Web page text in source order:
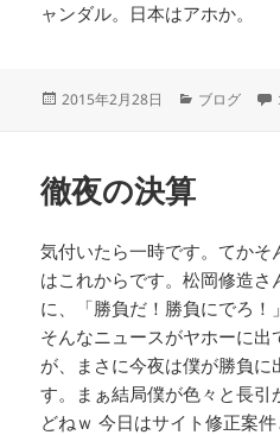
ャンダル。日本はアホか。
投
2015年2月28日
カ
ブログ
徹夜の決算
気付いたら一時です。てかそ
はこれからです。松岡修造
に、「勝負だ！勝負にでろ
そんなニュースがヤホーに
が、まさに今夜は僕が勝負
す。まぁ結局僕が色々と長
どねｗ 今日はサイト修正案